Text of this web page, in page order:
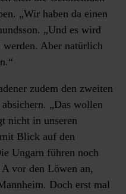
„Wir haben da einen
„Und es wird
werden. Aber natürlich
zudem den zweiten
„Das wollen
nicht in unseren
Blick auf den
Ungarn führen noch
vor den Löwen an,
Doch erst mal